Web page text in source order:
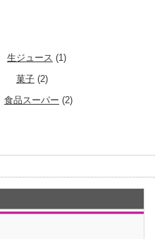
生ジュース (1)
菓子 (2)
食品スーパー (2)